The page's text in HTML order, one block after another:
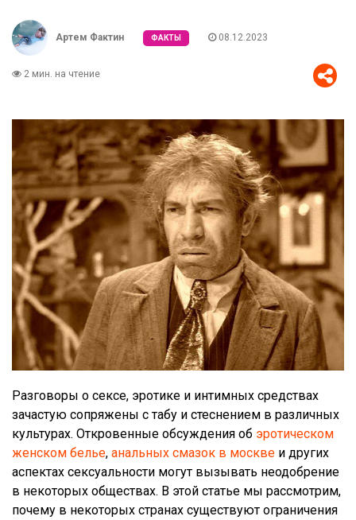
Артем Фактин ФАКТЫ 08.12.2023
2 мин. на чтение
Разговоры о сексе, эротике и интимных средствах
зачастую сопряжены с табу и стеснением в различных
культурах. Откровенные обсуждения об эротическом
женском белье, анальных смазок в москве и других
аспектах сексуальности могут вызывать неодобрение
в некоторых обществах. В этой статье мы рассмотрим,
почему в некоторых странах существуют ограничения